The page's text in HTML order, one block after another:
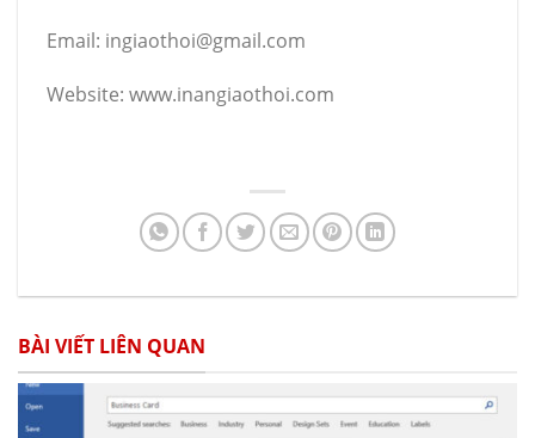
Email: ingiaothoi@gmail.com
Website: www.inangiaothoi.com
BÀI VIẾT LIÊN QUAN